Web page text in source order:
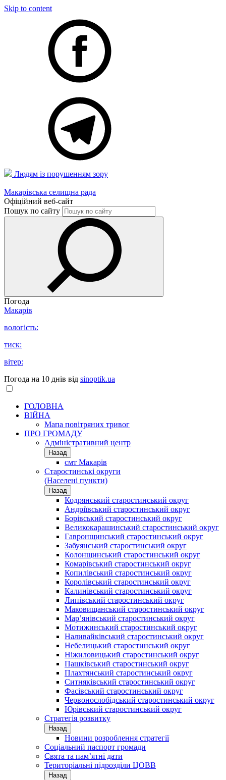
Skip to content
Людям із порушенням зору
Макарівська селищна рада
Офіційний веб-сайт
Пошук по сайту
Погода
Макарів
вологість:
тиск:
вітер:
Погода на 10 днів від sinoptik.ua
ГОЛОВНА
ВІЙНА
Мапа повітряних тривог
ПРО ГРОМАДУ
Aдміністративний центр
Назад
смт Макарів
Старостинські округи
(Населені пункти)
Назад
Кодрянський старостинський округ
Андріївський старостинський округ
Борівський старостинський округ
Великокарашинський старостинський округ
Гавронщинський старостинський округ
Забуянський старостинський округ
Колонщинський старостинський округ
Комарівський старостинський округ
Копилівський старостинський округ
Королівський старостинський округ
Калинівський старостинський округ
Липівський старостинський округ
Маковищанський старостинський округ
Мар’янівський старостинський округ
Мотижинський старостинський округ
Наливайківський старостинський округ
Небелицький старостинський округ
Ніжиловицький старостинський округ
Пашківський старостинський округ
Плахтянський старостинський округ
Ситняківський старостинський округ
Фасівський старостинський округ
Червонослобідський старостинський округ
Юрівський старостинський округ
Стратегія розвитку
Назад
Новини розроблення стратегії
Соціальний паспорт громади
Свята та пам’ятні дати
Територіальні підрозділи ЦОВВ
Назад